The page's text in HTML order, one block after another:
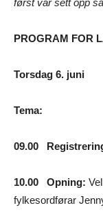
PROGRAM FOR
Torsdag 6. juni
Tema:
09.00
10.00 Opning:
fylkesordførar